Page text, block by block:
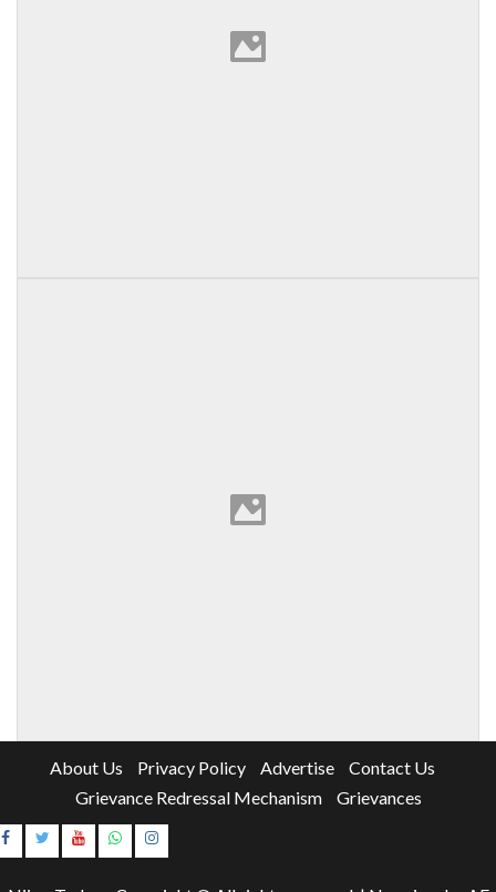
About Us Privacy Policy Advertise
Contact Us
Grievance Redressal Mechanism
Grievances
Instagram